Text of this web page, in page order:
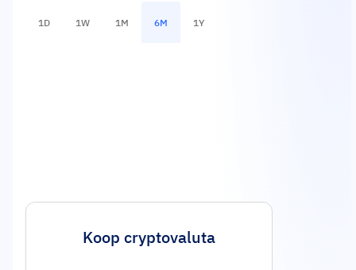
1D 1W 1M 6M 1Y
Koop cryptovaluta